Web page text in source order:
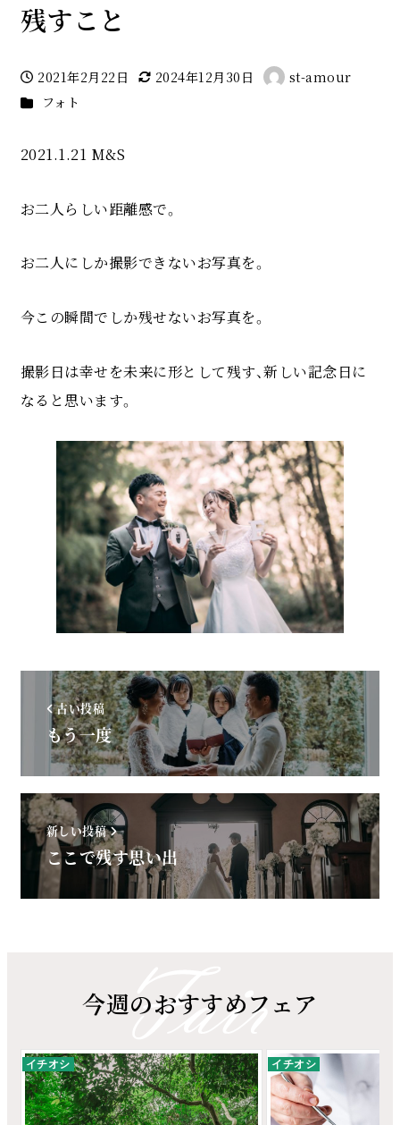
残すこと
投稿日
2021年2月22日
更新日
2024年12月30日
著
st-amour
カテゴリー
フォト
2021.1.21 M&S
お二人らしい距離感で。
お二人にしか撮影できないお写真を。
今この瞬間でしか残せないお写真を。
撮影日は幸せを未来に形として残す、新しい記念日に
なると思います。
古い投稿
もう一度
新しい投稿
ここで残す思い出
今週のおすすめフェア